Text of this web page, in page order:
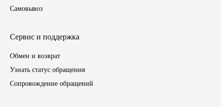
Тормозные барабаны
Самовывоз
Сервис и поддержка
Обмен и возврат
Узнать статус обращения
Сопровождение обращений